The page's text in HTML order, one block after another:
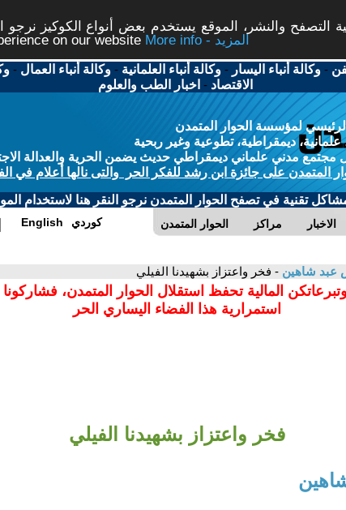
التصفح والنشر، الموقع يستخدم بعض أنواع الكوكيز
on our website
More info - المزيد
-وكالة أنباء اليسار -وكالة أنباء العلمانية -وكالة أنباء العمال -
الاقتصاد - اخبار الطب والعلوم
لمؤسسة الحوار المتمدن
علمانية، ديمقراطية، تطوعية وغير ربحية
مدني علماني ديمقراطي حديث يضمن الحرية والعدالة
المتمدن على جائزة ابن رشد للفكر الحر والتى نالها أعلام في
مشاكل تقنية في تصفح الحوار المتمدن نرجو النقر هنا لاستخدام
الحوار المتمدن مراكز الاخبار English كوردي
عبد شاهين - فخر واعتزاز بشهيدنا الفيلي
المالية تحفظ استقلال الحوار المتمدن،
استمرارية هذا الفضاء اليساري الحر
فخر واعتزاز بشهيدنا الفيلي